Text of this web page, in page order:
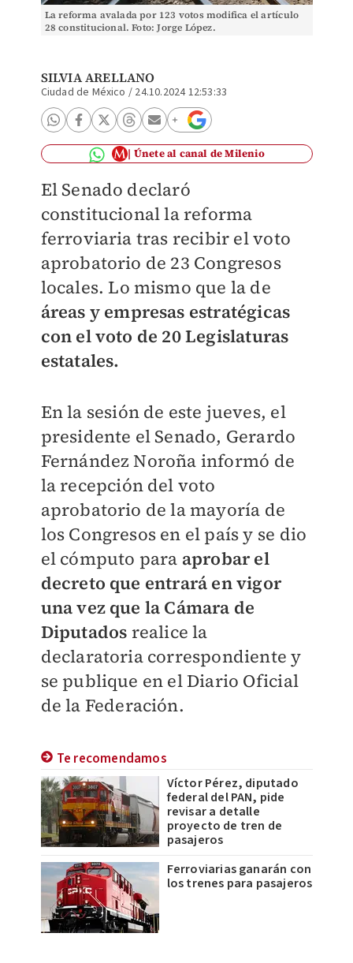
La reforma avalada por 123 votos modifica el artículo
28 constitucional. Foto: Jorge López.
SILVIA ARELLANO
Ciudad de México / 24.10.2024 12:53:33
Únete al canal de Milenio
El Senado declaró
constitucional la reforma
ferroviaria tras recibir el voto
aprobatorio de 23 Congresos
locales. Lo mismo que la de
áreas y empresas estratégicas
con el voto de 20 Legislaturas
estatales.
En la sesión de este jueves, el
presidente el Senado, Gerardo
Fernández Noroña informó de
la recepción del voto
aprobatorio de la mayoría de
los Congresos en el país y se dio
el cómputo para aprobar el
decreto que entrará en vigor
una vez que la Cámara de
Diputados realice la
declaratoria correspondiente y
se publique en el Diario Oficial
de la Federación.
Te recomendamos
Víctor Pérez, diputado
federal del PAN, pide
revisar a detalle
proyecto de tren de
pasajeros
Ferroviarias ganarán con
los trenes para pasajeros